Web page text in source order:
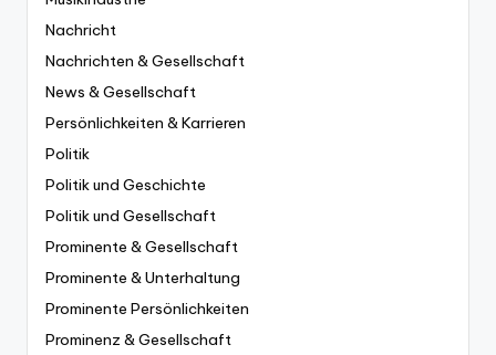
Nachricht
Nachrichten & Gesellschaft
News & Gesellschaft
Persönlichkeiten & Karrieren
Politik
Politik und Geschichte
Politik und Gesellschaft
Prominente & Gesellschaft
Prominente & Unterhaltung
Prominente Persönlichkeiten
Prominenz & Gesellschaft